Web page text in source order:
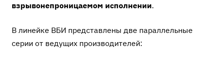
взрывонепроницаемом исполнении.
В линейке ВБИ представлены две параллельные
серии от ведущих производителей: